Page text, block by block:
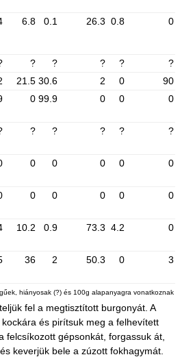
6.8 0.1 26.3 0.8 0
? ? ? ?
?
21.5 30.6 2 0
90
0 99.9 0 0 0
? ? ? ? ?
0 0 0 0 0
0 0 0 0 0
10.2 0.9 73.3 4.2 0
36 2 50.3 0 3
hiányosak (?) és 100g alapanyagra vonatkoznak
fel a megtisztított burgonyát. A
és pirítsuk meg a felhevített
felcsíkozott gépsonkát, forgassuk át,
keverjük bele a zúzott fokhagymát.